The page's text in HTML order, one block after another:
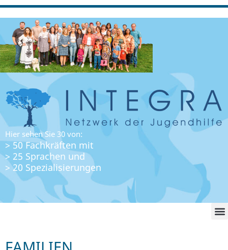
Hier sehen Sie 30 von:
> 50 Fachkräften mit
> 25 Sprachen und
> 20 Spezialisierungen